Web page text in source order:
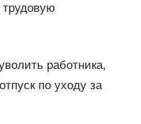
работника,
по уходу за